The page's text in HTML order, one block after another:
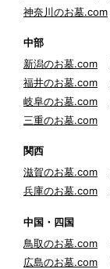
神奈川のお墓.com
中部
新潟のお墓.com
福井のお墓.com
岐阜のお墓.com
三重のお墓.com
関西
滋賀のお墓.com
兵庫のお墓.com
中国・四国
鳥取のお墓.com
広島のお墓.com